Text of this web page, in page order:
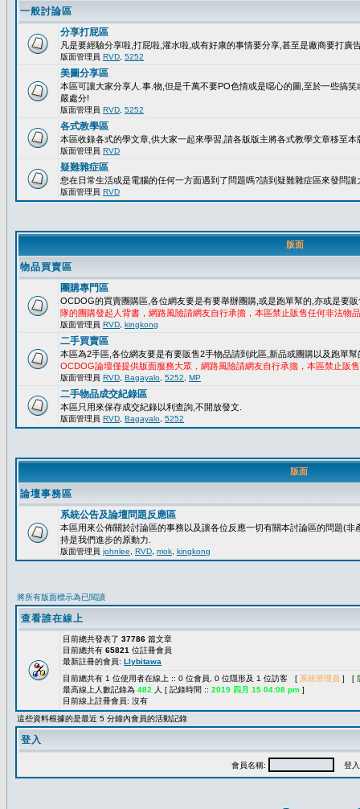
一般討論區
分享打屁區
凡是要經驗分享啦,打屁啦,灌水啦,或有好康的事情要分享,甚至是廠商要打廣
版面管理員 RVD 5252
美圖分享區
本區可讓大家分享人.事.物,但是千萬不要PO色情或是噁心的圖,至於一些搞
嚴處分!
版面管理員 RVD 5252
各式教學區
本區收錄各式的學文章,供大家一起來學習,請各版版主將各式教學文章移至本
版面管理員 RVD
疑難雜症區
您在日常生活或是電腦的任何一方面遇到了問題嗎?請到疑難雜症區來發問讓
版面管理員 RVD
版面
物品買賣區
團購專門區
OCDOG的買賣團購區,各位網友要是有要舉辦團購,或是跑單幫的,亦或是要
隊的團購發起人背書，網路風險請網友自行承擔，本區禁止販售任何非法物
版面管理員 RVD kingkong
二手買賣區
本區為2手區,各位網友要是有要販售2手物品請到此區,新品或團購以及跑單
OCDOG論壇僅提供版面服務大眾，網路風險請網友自行承擔，本區禁止販
版面管理員 RVD Bagayalo 5252 MP
二手物品成交紀錄區
本區只用來保存成交紀錄以利查詢,不開放發文.
版面管理員 RVD Bagayalo 5252
版面
論壇事務區
系統公告及論壇問題反應區
本區用來公佈關於討論區的事務以及讓各位反應一切有關本討論區的問題(
持是我們進步的原動力.
版面管理員 johnlee RVD mok kingkong
將所有版面標示為已閱讀
查看誰在線上
目前總共發表了 37786 篇文章
目前總共有 65821 位註冊會員
最新註冊的會員: Llybitawa
目前總共有 1 位使用者在線上 :: 0 位會員, 0 位隱形及 1 位訪客 [ 系統管理員 ] [
最高線上人數記錄為 482 人 [ 記錄時間 :: 2019 四月 15 04:08 pm ]
目前線上註冊會員: 沒有
這些資料根據的是最近 5 分鐘內會員的活動記錄
登入
會員名稱: 登入